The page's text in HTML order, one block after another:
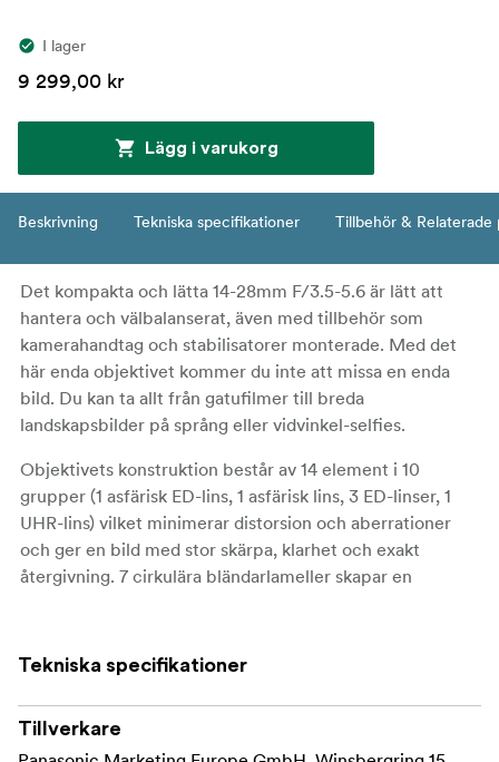
I lager
9 299,00 kr
Lägg i varukorg
Beskrivning Tekniska specifikationer Tillbehör & Relaterade
Det kompakta och lätta 14-28mm F/3.5-5.6 är lätt att
hantera och välbalanserat, även med tillbehör som
kamerahandtag och stabilisatorer monterade. Med det
här enda objektivet kommer du inte att missa en enda
bild. Du kan ta allt från gatufilmer till breda
landskapsbilder på språng eller vidvinkel-selfies.
Objektivets konstruktion består av 14 element i 10
grupper (1 asfärisk ED-lins, 1 asfärisk lins, 3 ED-linser, 1
UHR-lins) vilket minimerar distorsion och aberrationer
och ger en bild med stor skärpa, klarhet och exakt
återgivning. 7 cirkulära bländarlameller skapar en
Objektivet har Panasonics mycket uppskattade
fokusmotor som ger tyst, snabb och exakt autofokus.
Med ett närbildsavstånd på bara 0,15 m och en maximal
förstoring på 0:5 i vidvinkel erbjuder objektivet också
Tekniska specifikationer
Tillverkare